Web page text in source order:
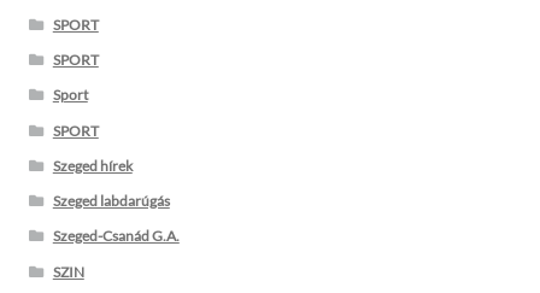
SPORT
SPORT
Sport
SPORT
Szeged hírek
Szeged labdarúgás
Szeged-Csanád G.A.
SZIN